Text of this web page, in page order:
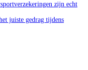
zijn echt
juiste gedrag tijdens